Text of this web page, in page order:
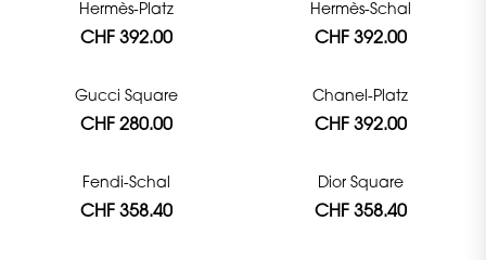
Hermès-Platz
CHF 392.00
Hermès-Schal
CHF 392.00
Gucci Square
CHF 280.00
Chanel-Platz
CHF 392.00
Fendi-Schal
CHF 358.40
Dior Square
CHF 358.40